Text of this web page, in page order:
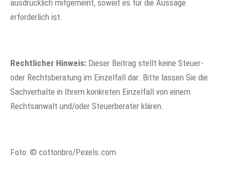
ausdrücklich mitgemeint, soweit es für die Aussage
erforderlich ist.
Rechtlicher Hinweis: Dieser Beitrag stellt keine Steuer-
oder Rechtsberatung im Einzelfall dar. Bitte lassen Sie die
Sachverhalte in Ihrem konkreten Einzelfall von einem
Rechtsanwalt und/oder Steuerberater klären.
Foto: © cottonbro/Pexels.com